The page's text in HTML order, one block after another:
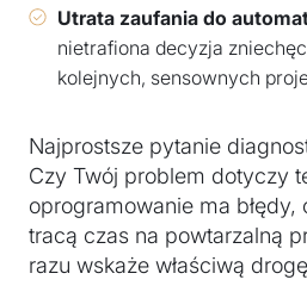
Utrata zaufania do
nietrafiona decyzja
kolejnych, sensownych
Najprostsze pytanie
Czy Twój problem dotyczy
oprogramowanie ma
tracą czas na powtarzalną
razu wskaże właściwą